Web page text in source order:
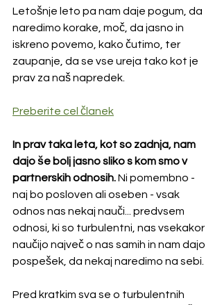
Letošnje leto pa nam daje pogum, da
naredimo korake, moč, da jasno in
iskreno povemo, kako čutimo, ter
zaupanje, da se vse ureja tako kot je
prav za naš napredek.
Preberite cel članek
In prav taka leta, kot so zadnja, nam
dajo še bolj jasno sliko s kom smo v
partnerskih odnosih. Ni pomembno -
naj bo posloven ali oseben - vsak
odnos nas nekaj nauči... predvsem
odnosi, ki so turbulentni, nas vsekakor
naučijo največ o nas samih in nam dajo
pospešek, da nekaj naredimo na sebi.
Pred kratkim sva se o turbulentnih